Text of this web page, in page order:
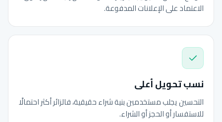
الاعتماد على الإعلانات المدفوعة.
نسب تحويل أعلى
التحسين يجلب مستخدمين بنية شراء حقيقية، فالزائر أكثر احتمالًا
للاستفسار أو الحجز أو الشراء.